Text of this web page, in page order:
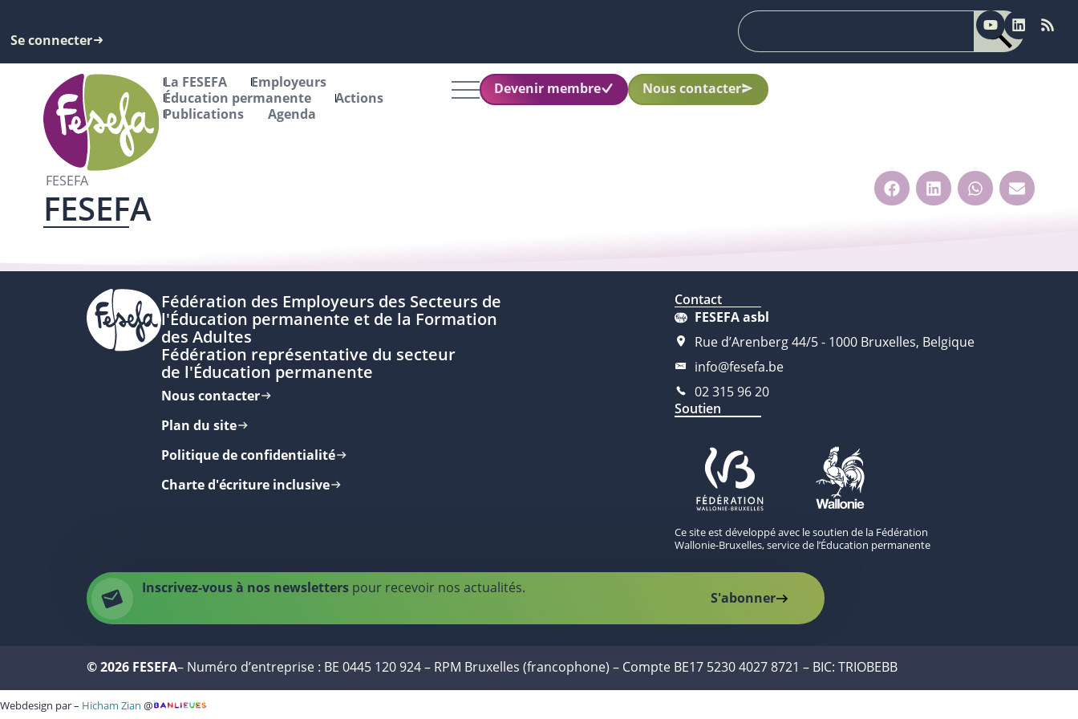
Se connecter
La FESEFA
Employeurs
Éducation permanente
Actions
Publications
Agenda
Devenir membre Nous contacter
FESEFA
FESEFA
Fédération des Employeurs des Secteurs de
l'Éducation permanente et de la Formation
des Adultes
Fédération représentative du secteur
de l'Éducation permanente
Nous contacter
Plan du site
Politique de confidentialité
Charte d'écriture inclusive
Contact
FESEFA asbl
Rue d’Arenberg 44/5 - 1000 Bruxelles, Belgique
info@fesefa.be
02 315 96 20
Soutien
Ce site est développé avec le soutien de la Fédération
Wallonie-Bruxelles, service de l’Éducation permanente
Inscrivez-vous à nos newsletterspour recevoir nos actualités.
S'abonner
© 2026 FESEFA– Numéro d’entreprise : BE 0445 120 924 – RPM Bruxelles (francophone) – Compte BE17 5230 4027 8721 – BIC: TRIOBEBB
Webdesign par – Hicham Zian @